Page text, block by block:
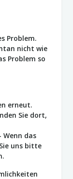
Problem.
nicht wie
Problem so
erneut.
Sie dort,
Wenn das
uns bitte